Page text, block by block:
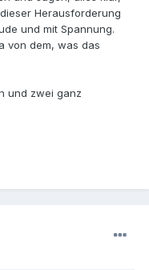
Herausforderung
und mit Spannung.
von dem, was das
und zwei ganz